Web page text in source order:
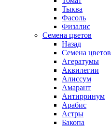
Тыква
Фасоль
Физалис
Семена цветов
Назад
Семена цветов
Агератумы
Аквилегии
Алиссум
Амарант
Антирринум
Арабис
Астры
Бакопа